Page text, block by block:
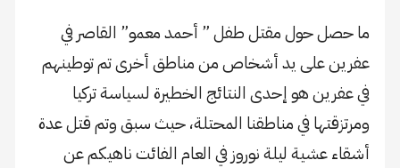
ما حصل حول مقتل طفل ” أحمد معمو” القاصر في
عفرين على يد أشخاص من مناطق أخرى تم توطينهم
في عفرين هو إحدى النتائج الخطيرة لسياسة تركيا
ومرتزقتها في مناطقنا المحتلة، حيث سبق وتم قتل عدة
أشقاء عشية ليلة نوروز في العام الفائت ناهيكم عن